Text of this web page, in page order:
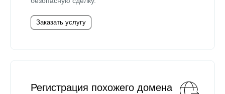
Заказать услугу
Регистрация похожего домена